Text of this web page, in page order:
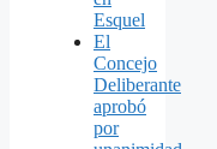
Esquel
El
Concejo
Deliberante
aprobó
por